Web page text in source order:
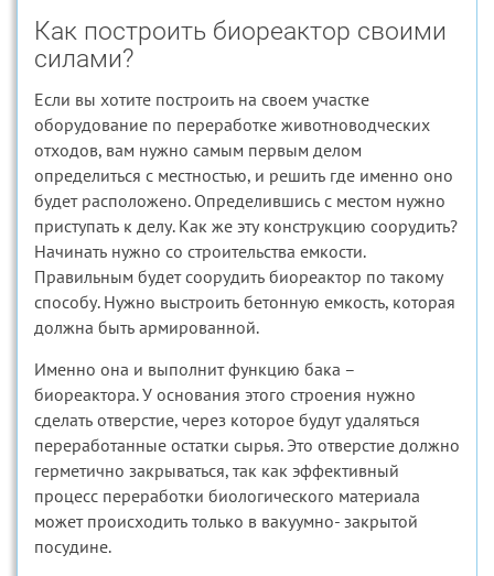
Как построить биореактор своими
силами?
Если вы хотите построить на своем участке
оборудование по переработке животноводческих
отходов, вам нужно самым первым делом
определиться с местностью, и решить где именно оно
будет расположено. Определившись с местом нужно
приступать к делу. Как же эту конструкцию соорудить?
Начинать нужно со строительства емкости.
Правильным будет соорудить биореактор по такому
способу. Нужно выстроить бетонную емкость, которая
должна быть армированной.
Именно она и выполнит функцию бака –
биореактора. У основания этого строения нужно
сделать отверстие, через которое будут удаляться
переработанные остатки сырья. Это отверстие должно
герметично закрываться, так как эффективный
процесс переработки биологического материала
может происходить только в вакуумно- закрытой
посудине.